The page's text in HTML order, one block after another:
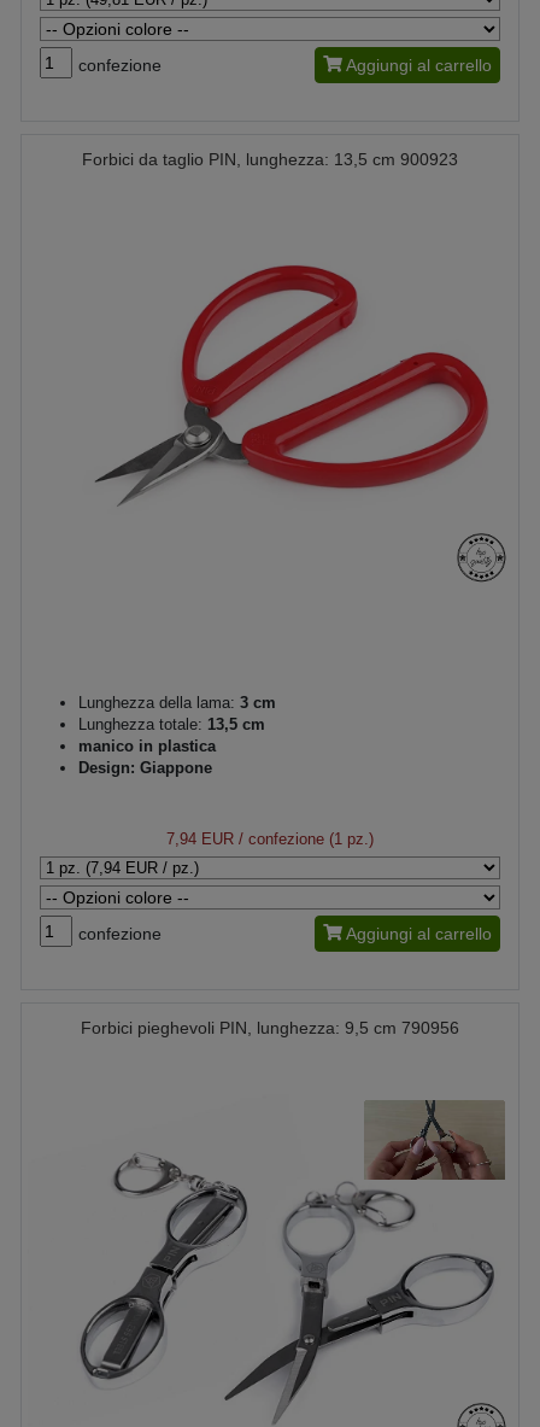
confezione Aggiungi al carrello
Forbici da taglio PIN, lunghezza: 13,5 cm 900923
Lunghezza della lama: 3 cm
Lunghezza totale: 13,5 cm
manico in plastica
Design: Giappone
7,94 EUR / confezione (1 pz.)
confezione Aggiungi al carrello
Forbici pieghevoli PIN, lunghezza: 9,5 cm 790956